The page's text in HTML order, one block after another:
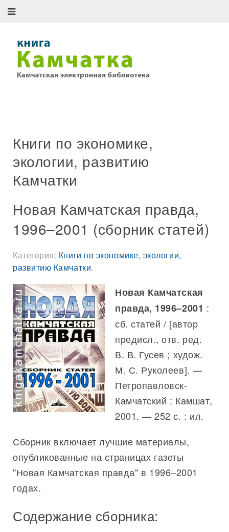
Книги по экономике,
экологии, развитию
Камчатки
Новая Камчатская правда,
1996–2001 (сборник статей)
Категория: Книги по экономике, экологии,
развитию Камчатки.
Новая Камчатская
правда, 1996–2001 :
сб. статей / [автор
предисл., отв. ред.
В. В. Гусев ; худож.
М. С. Руколеев]. —
Петропавловск-
Камчатский : Камшат,
2001. — 252 с. : ил.
Сборник включает лучшие материалы,
опубликованные на страницах газеты
"Новая Камчатская правда" в 1996–2001
годах.
Содержание сборника: